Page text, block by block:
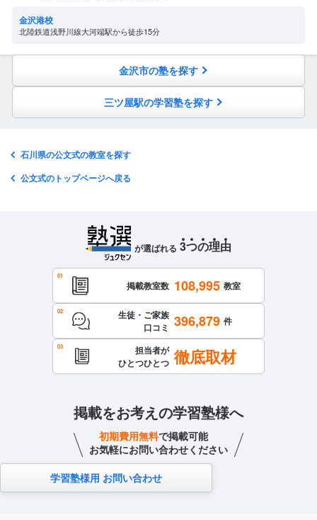
金沢港校
北陸鉄道浅野川線大河端駅から徒歩15分
金沢市の塾を探す
三ツ屋駅の学習塾を探す
石川県の公文式の教室を探す
公文式のトップページへ戻る
が選ばれる 3つの理由
掲載教室数 108,995 教室
生徒・ご家族
口コミ 396,879 件
担当者が
ひとつひとつ 徹底取材
掲載をお考えの学習塾様へ
初期費用無料で掲載可能
お気軽にお問い合わせください
学習塾様用 お問い合わせ